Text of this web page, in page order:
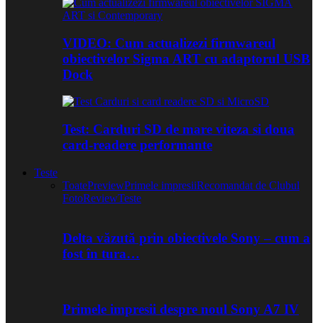
VIDEO: Cum actualizezi firmwareul
obiectivelor Sigma ART cu adaptorul USB
Dock
Test: Carduri SD de mare viteza si doua
card-readere performante
Teste
ToatePreviewPrimele impresiiRecomandat de Clubul
FotoReviewTeste
Delta văzută prin obiectivele Sony – cum a
fost în tura…
Primele impresii despre noul Sony A7 IV